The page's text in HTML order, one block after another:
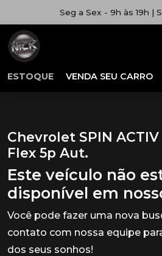
Seg a Sex - 9h às 19h |
ESTOQUE VENDA SEU CARRO
Chevrolet SPIN ACTIV
Flex 5p Aut.
Este veículo não
disponível em
Você pode fazer uma nova
contato com nossa equipe
dos seus sonhos!